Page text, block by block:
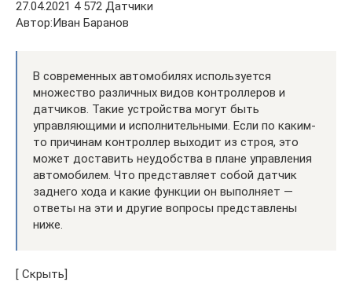
27.04.2021 4 572 Датчики
Автор:Иван Баранов
В современных автомобилях используется
множество различных видов контроллеров и
датчиков. Такие устройства могут быть
управляющими и исполнительными. Если по каким-
то причинам контроллер выходит из строя, это
может доставить неудобства в плане управления
автомобилем. Что представляет собой датчик
заднего хода и какие функции он выполняет —
ответы на эти и другие вопросы представлены
ниже.
[ Скрыть]